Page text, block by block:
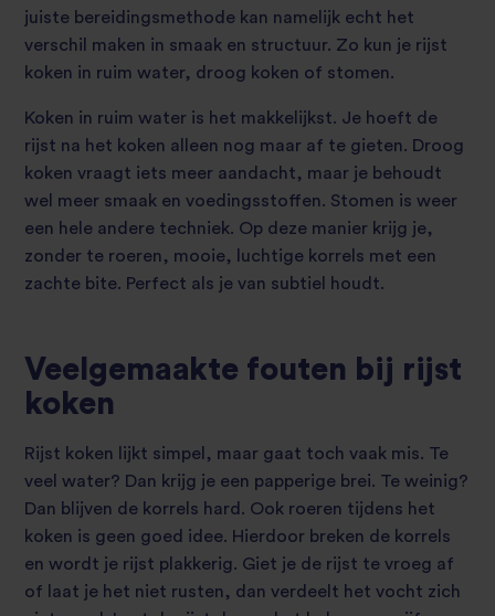
juiste bereidingsmethode kan namelijk echt het
verschil maken in smaak en structuur. Zo kun je rijst
koken in ruim water, droog koken of stomen.
Koken in ruim water is het makkelijkst. Je hoeft de
rijst na het koken alleen nog maar af te gieten. Droog
koken vraagt iets meer aandacht, maar je behoudt
wel meer smaak en voedingsstoffen. Stomen is weer
een hele andere techniek. Op deze manier krijg je,
zonder te roeren, mooie, luchtige korrels met een
zachte bite. Perfect als je van subtiel houdt.
Veelgemaakte fouten bij rijst
koken
Rijst koken lijkt simpel, maar gaat toch vaak mis. Te
veel water? Dan krijg je een papperige brei. Te weinig?
Dan blijven de korrels hard. Ook roeren tijdens het
koken is geen goed idee. Hierdoor breken de korrels
en wordt je rijst plakkerig. Giet je de rijst te vroeg af
of laat je het niet rusten, dan verdeelt het vocht zich